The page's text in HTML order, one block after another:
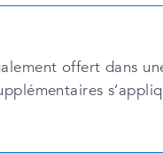
offert dans